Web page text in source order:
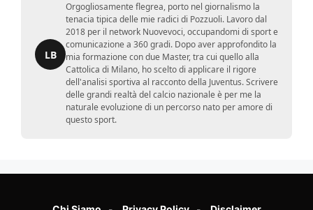
LB
Orgogliosamente flegrea, porto nel giornalismo la
tenacia tipica delle mie radici di Pozzuoli. Lavoro dal
2018 per il network Nuovevoci, occupandomi di sport e
comunicazione a 360 gradi. Dopo aver approfondito la
mia formazione con due Master, tra cui quello alla
Cattolica di Milano, ho scelto di applicare il rigore
dell'analisi sportiva al racconto della Juventus. Scrivere
delle grandi realtà del calcio nazionale è per me la
naturale evoluzione di un percorso nato per amore di
questo sport.